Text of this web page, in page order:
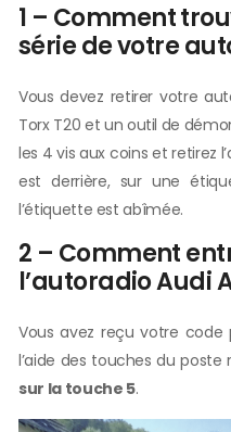
1 – Comment
série de votre
Vous devez retirer votre
Torx T20 et un outil de
les 4 vis aux coins et retirez
est derrière, sur une
l’étiquette est abîmée.
2 – Comment
l’autoradio Audi
Vous avez reçu votre code
l’aide des touches du poste
sur la touche 5.